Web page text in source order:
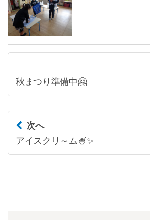
秋まつり準備中🤗
次へ
アイスクリ～ム🍧✨